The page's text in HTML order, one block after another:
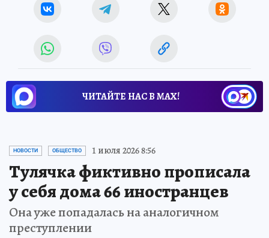
ЧИТАЙТЕ НАС В МАХ!
НОВОСТИ ОБЩЕСТВО 1 июля 2026 8:56
Тулячка фиктивно прописала
у себя дома 66 иностранцев
Она уже попадалась на аналогичном
преступлении